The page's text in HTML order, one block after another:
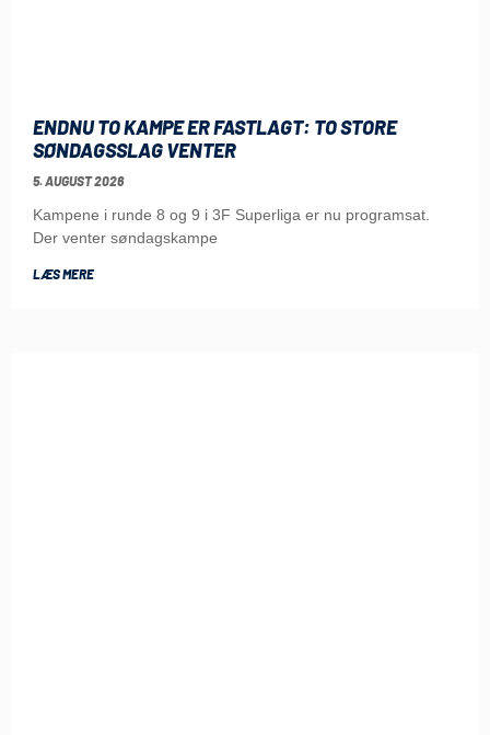
ENDNU TO KAMPE ER FASTLAGT: TO STORE
SØNDAGSSLAG VENTER
5. AUGUST 2026
Kampene i runde 8 og 9 i 3F Superliga er nu programsat.
Der venter søndagskampe
LÆS MERE